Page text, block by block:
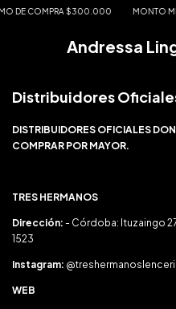
DE COMPRA $300.000 MONTO
Andressa
Distribuidores
DISTRIBUIDORES OFICIALES
COMPRAR POR MAYOR.
TRES HERMANOS
Dirección: - Córdoba: Ituzaingo
1523
Instagram:
WEB